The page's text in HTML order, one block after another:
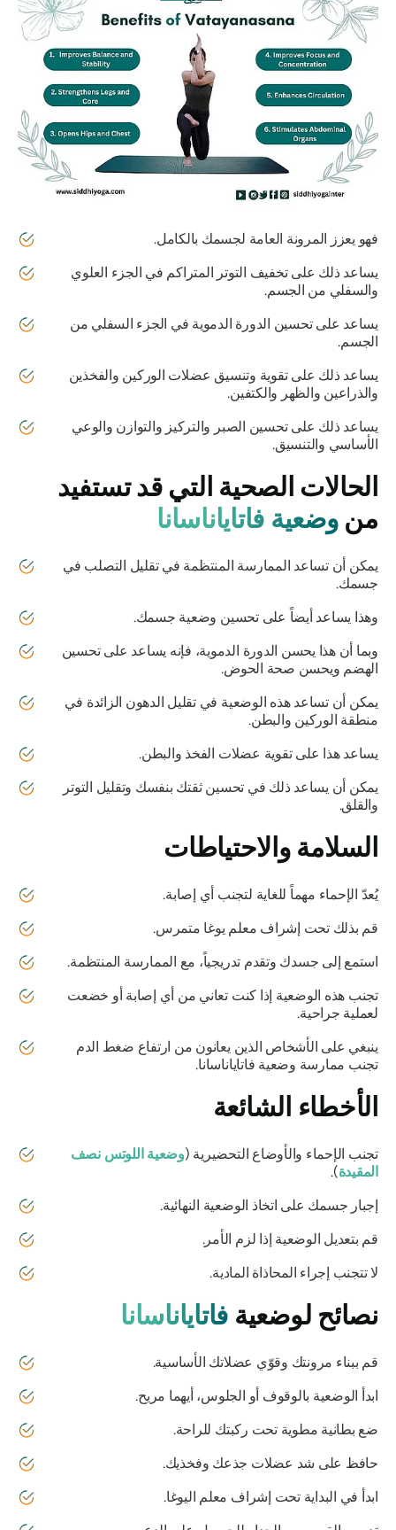
فهو يعزز المرونة العامة لجسمك بالكامل.
يساعد ذلك على تخفيف التوتر المتراكم في الجزء العلوي
والسفلي من الجسم.
يساعد على تحسين الدورة الدموية في الجزء السفلي من
الجسم.
يساعد ذلك على تقوية وتنسيق عضلات الوركين والفخذين
والذراعين والظهر والكتفين.
يساعد ذلك على تحسين الصبر والتركيز والتوازن والوعي
الأساسي والتنسيق.
الحالات الصحية التي قد تستفيد
منوضعية فاتاياناسانا
يمكن أن تساعد الممارسة المنتظمة في تقليل التصلب في
جسمك.
وهذا يساعد أيضاً على تحسين وضعية جسمك.
وبما أن هذا يحسن الدورة الدموية، فإنه يساعد على تحسين
الهضم ويحسن صحة الحوض.
يمكن أن تساعد هذه الوضعية في تقليل الدهون الزائدة في
منطقة الوركين والبطن.
يساعد هذا على تقوية عضلات الفخذ والبطن.
يمكن أن يساعد ذلك في تحسين ثقتك بنفسك وتقليل التوتر
والقلق.
السلامة والاحتياطات
يُعدّ الإحماء مهماً للغاية لتجنب أي إصابة.
قم بذلك تحت إشراف معلم يوغا متمرس.
استمع إلى جسدك وتقدم تدريجياً، مع الممارسة المنتظمة.
تجنب هذه الوضعية إذا كنت تعاني من أي إصابة أو خضعت
لعملية جراحية.
ينبغي على الأشخاص الذين يعانون من ارتفاع ضغط الدم
تجنب ممارسة وضعيةفاتاياناسانا.
الأخطاء الشائعة
تجنب الإحماء والأوضاع التحضيرية ( وضعية اللوتس نصف
المقيدة).
إجبار جسمك على اتخاذ الوضعية النهائية.
قم بتعديل الوضعية إذا لزم الأمر.
لا تتجنب إجراء المحاذاة المادية.
نصائح لوضعيةفاتاياناسانا
قم ببناء مرونتك وقوّي عضلاتك الأساسية.
ابدأ الوضعية بالوقوف أو الجلوس، أيهما مريح.
ضع بطانية مطوية تحت ركبتك للراحة.
حافظ على شد عضلات جذعك وفخذيك.
ابدأ في البداية تحت إشراف معلم اليوغا.